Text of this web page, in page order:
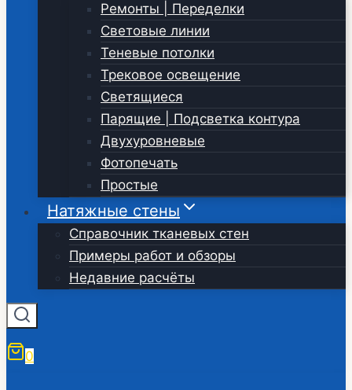
Ремонты | Переделки
Световые линии
Теневые потолки
Трековое освещение
Светящиеся
Парящие | Подсветка контура
Двухуровневые
Фотопечать
Простые
Натяжные стены
Справочник тканевых стен
Примеры работ и обзоры
Недавние расчёты
0